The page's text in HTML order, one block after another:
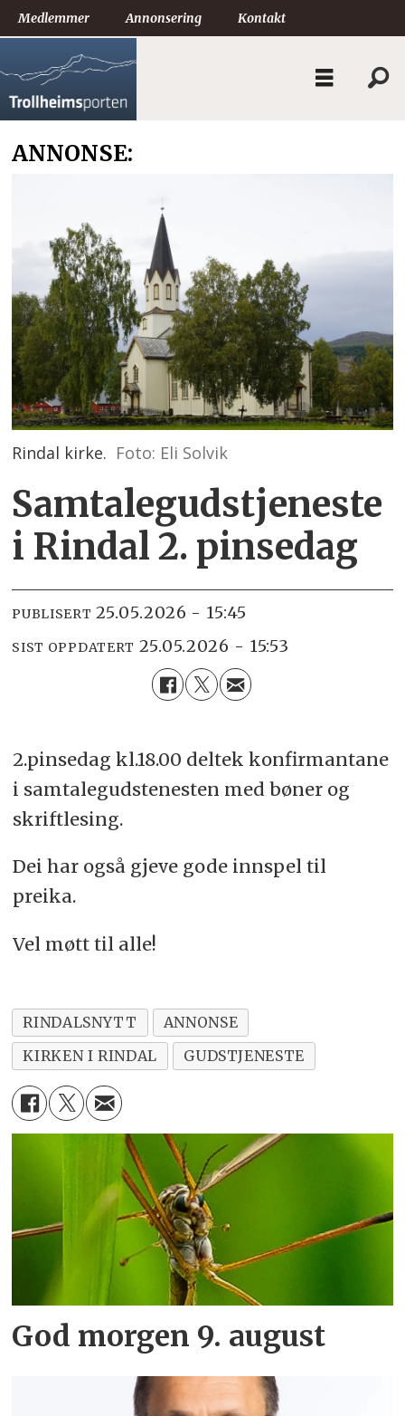
Medlemmer Annonsering Kontakt
ANNONSE:
Rindal kirke. Foto: Eli Solvik
Samtalegudstjeneste
i Rindal 2. pinsedag
PUBLISERT 25.05.2026 - 15:45
SIST OPPDATERT 25.05.2026 - 15:53
2.pinsedag kl.18.00 deltek konfirmantane
i samtalegudstenesten med bøner og
skriftlesing.
Dei har også gjeve gode innspel til
preika.
Vel møtt til alle!
RINDALSNYTT
ANNONSE
KIRKEN I RINDAL
GUDSTJENESTE
God morgen 9. august